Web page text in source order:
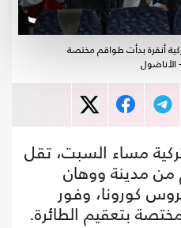
أنقرة بدأت طواقم مختصة
الأناضول
مساء السبت، تقل
من مدينة ووهان
كورونا، وفور
بتعقيم الطائرة.